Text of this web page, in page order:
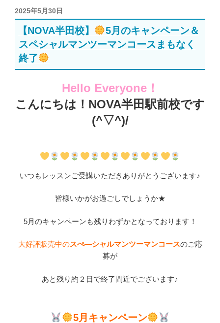
投
稿
2025年5月30日
【NOVA半田校】
5月のキャンペーン＆
スペシャルマンツーマンコースまもなく
終了
Hello Everyone！
こんにちは！NOVA半田駅前校です
(^▽^)/
いつもレッスンご受講いただきありがとうございます♪
皆様いかがお過ごしでしょうか★
5月のキャンペーンも残りわずかとなっております！
大好評販売中のスぺ―シャルマンツーマンコースのご応
募が
あと残り約２日で終了間近でございます♪
5月キャンペーン